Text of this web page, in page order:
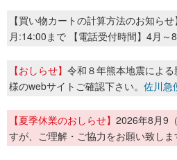
【買い物カートの計算方法のお知ら
月:14:00まで 【電話受付時間】4月～
【おしらせ】 令和８年熊本地震によ
様のwebサイトご確認下さい。 佐川急
【夏季休業のおしらせ】 2026年8月9
すが、ご理解・ご協力をお願い致しま